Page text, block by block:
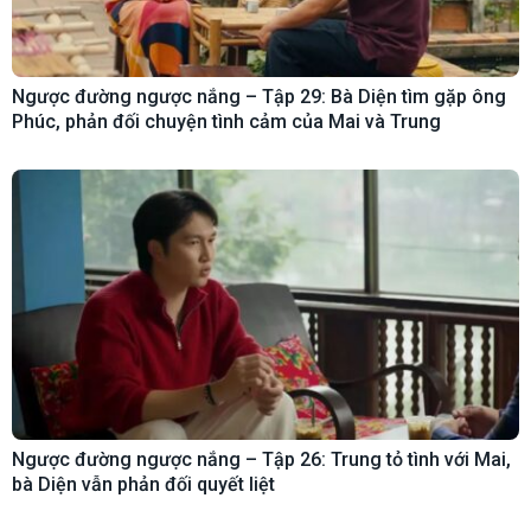
Ngược đường ngược nắng – Tập 29: Bà Diện tìm gặp ông
Phúc, phản đối chuyện tình cảm của Mai và Trung
Ngược đường ngược nắng – Tập 26: Trung tỏ tình với Mai,
bà Diện vẫn phản đối quyết liệt